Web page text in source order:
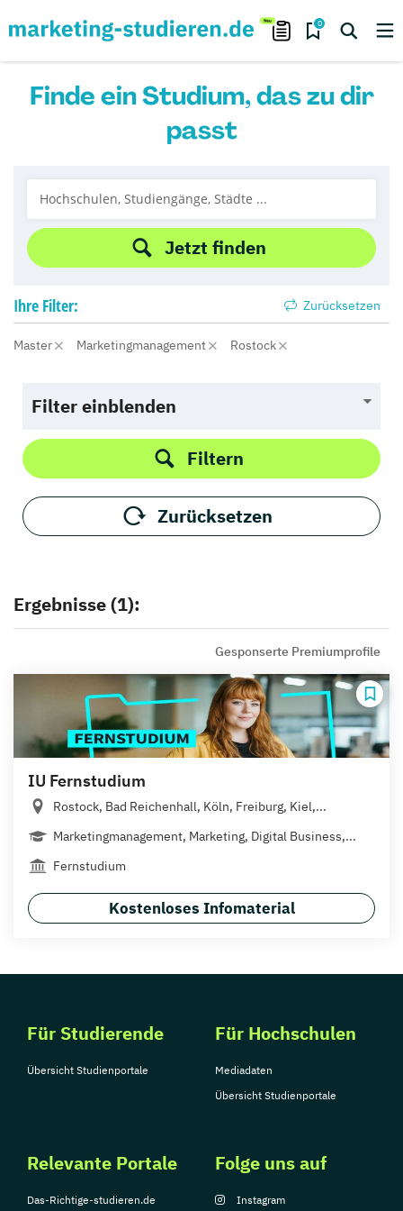
0
Finde ein Studium, das zu dir
passt
Jetzt finden
Ihre Filter: Zurücksetzen
Master Marketingmanagement Rostock
Filter einblenden
Filtern
Zurücksetzen
Ergebnisse (1):
Gesponserte Premiumprofile
IU Fernstudium
Rostock, Bad Reichenhall, Köln, Freiburg, Kiel,...
Marketingmanagement, Marketing, Digital Business,...
Fernstudium
Kostenloses Infomaterial
Für Studierende
Übersicht Studienportale
Für Hochschulen
Mediadaten
Übersicht Studienportale
Relevante Portale
Das-Richtige-studieren.de
Folge uns auf
Instagram